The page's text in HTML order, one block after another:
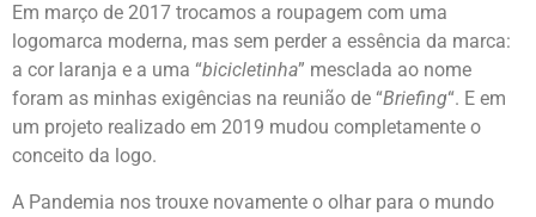
Em março de 2017 trocamos a roupagem com uma
logomarca moderna, mas sem perder a essência da marca:
a cor laranja e a uma “bicicletinha” mesclada ao nome
foram as minhas exigências na reunião de “Briefing“. E em
um projeto realizado em 2019 mudou completamente o
conceito da logo.
A Pandemia nos trouxe novamente o olhar para o mundo